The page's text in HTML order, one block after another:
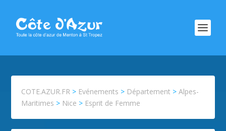
COTE.AZUR.FR > Evénements > Département >Alpes-
Maritimes > Nice > Esprit de Femme